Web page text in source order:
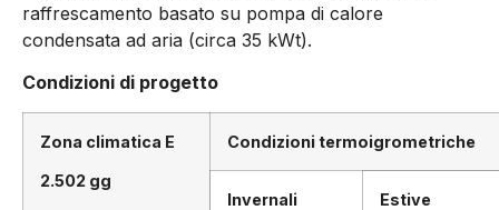
raffrescamento basato su pompa di calore
condensata ad aria (circa 35 kWt).
Condizioni di progetto
Zona climatica E
2.502 gg
Condizioni termoigrometriche
Invernali Estive